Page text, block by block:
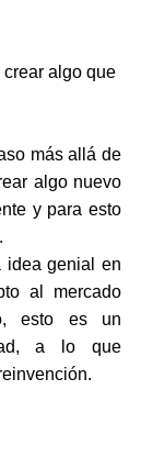
algo que
más allá de
algo nuevo
y para esto
idea genial en
al mercado
esto es un
a lo que